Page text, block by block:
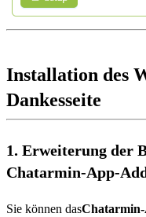
Installation des
Dankesseite
1. Erweiterung der
Chatarmin-App-
Sie können das